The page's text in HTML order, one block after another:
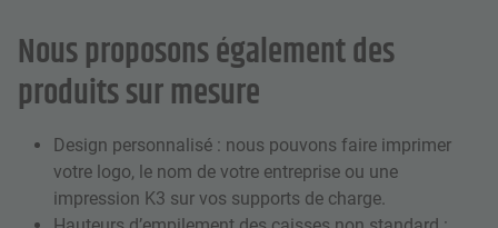
Nous proposons également des
produits sur mesure
Design personnalisé : nous pouvons faire imprimer
votre logo, le nom de votre entreprise ou une
impression K3 sur vos supports de charge.